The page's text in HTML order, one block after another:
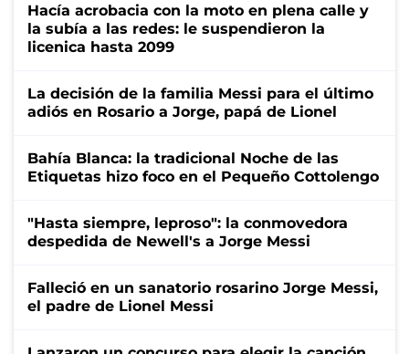
Hacía acrobacia con la moto en plena calle y
la subía a las redes: le suspendieron la
licenica hasta 2099
La decisión de la familia Messi para el último
adiós en Rosario a Jorge, papá de Lionel
Bahía Blanca: la tradicional Noche de las
Etiquetas hizo foco en el Pequeño Cottolengo
"Hasta siempre, leproso": la conmovedora
despedida de Newell's a Jorge Messi
Falleció en un sanatorio rosarino Jorge Messi,
el padre de Lionel Messi